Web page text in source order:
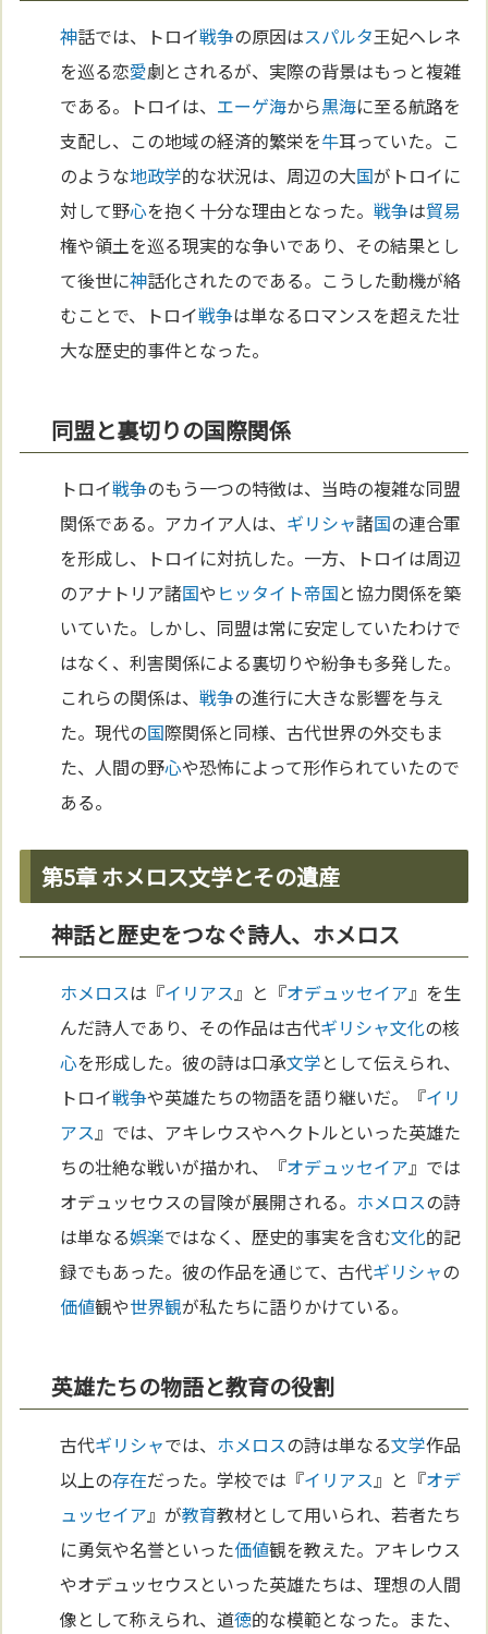
神話では、トロイ戦争の原因はスパルタ王妃ヘレネ
を巡る恋愛劇とされるが、実際の背景はもっと複雑
である。トロイは、 エーゲ海から黒海に至る航路を
支配し、この地域の経済的繁栄を牛耳っていた。こ
のような地政学的な状況は、周辺の大国がトロイに
対して野心を抱く十分な理由となった。戦争は貿易
権や領土を巡る現実的な争いであり、その結果とし
て後世に神話化されたのである。こうした動機が絡
むことで、トロイ戦争は単なるロマンスを超えた壮
大な歴史的事件となった。
同盟と裏切りの国際関係
トロイ戦争のもう一つの特徴は、当時の複雑な同盟
関係である。アカイア人は、 ギリシャ諸国の連合軍
を形成し、トロイに対抗した。一方、トロイは周辺
のアナトリア諸国や ヒッタイト帝国と協力関係を築
いていた。しかし、同盟は常に安定していたわけで
はなく、利害関係による裏切りや紛争も多発した。
これらの関係は、戦争の進行に大きな影響を与え
た。現代の国際関係と同様、古代世界の外交もま
た、人間の野心や恐怖によって形作られていたので
ある。
第5章 ホメロス文学とその遺産
神話と歴史をつなぐ詩人、ホメロス
ホメロスは『イリアス』と『オデュッセイア』を生
んだ詩人であり、その作品は古代ギリシャ文化の核
心を形成した。彼の詩は口承文学として伝えられ、
トロイ戦争や英雄たちの物語を語り継いだ。『イリ
アス』では、アキレウスやヘクトルといった英雄た
ちの壮絶な戦いが描かれ、『オデュッセイア』では
オデュッセウスの冒険が展開される。 ホメロスの詩
は単なる娯楽ではなく、歴史的事実を含む文化的記
録でもあった。彼の作品を通じて、古代ギリシャの
価値観や世界観が私たちに語りかけている。
英雄たちの物語と教育の役割
古代ギリシャでは、 ホメロスの詩は単なる文学作品
以上の存在だった。学校では『イリアス』と『オデ
ュッセイア』が教育教材として用いられ、若者たち
に勇気や名誉といった価値観を教えた。アキレウス
やオデュッセウスといった英雄たちは、理想の人間
像として称えられ、道徳的な模範となった。また、